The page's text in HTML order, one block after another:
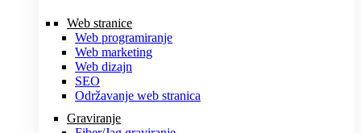
Web stranice
Web programiranje
Web marketing
Web dizajn
SEO
Održavanje web stranica
Graviranje